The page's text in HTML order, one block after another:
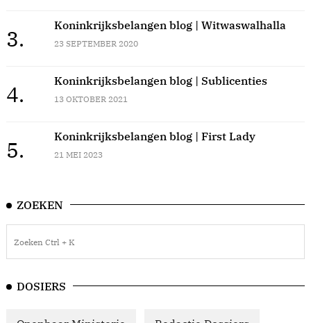
3.
Koninkrijksbelangen blog | Witwaswalhalla
23 SEPTEMBER 2020
4.
Koninkrijksbelangen blog | Sublicenties
13 OKTOBER 2021
5.
Koninkrijksbelangen blog | First Lady
21 MEI 2023
ZOEKEN
DOSIERS